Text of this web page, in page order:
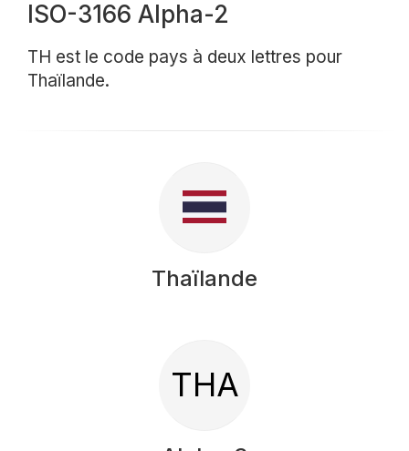
ISO-3166 Alpha-2
TH est le code pays à deux lettres pour
Thaïlande.
Thaïlande
THA